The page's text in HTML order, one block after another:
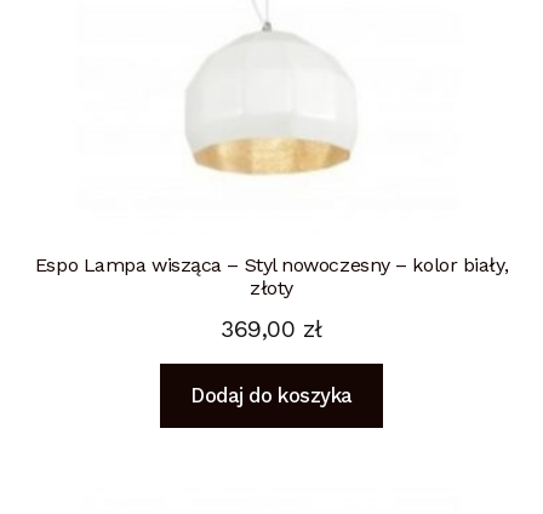
Espo Lampa wisząca – Styl nowoczesny – kolor biały,
złoty
369,00 zł
Dodaj do koszyka